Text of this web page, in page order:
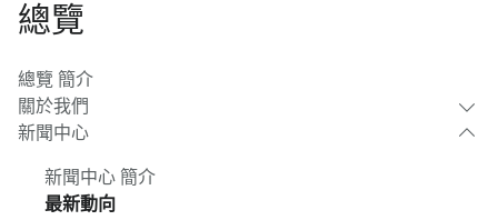
總覽
總覽 簡介
關於我們
新聞中心
新聞中心 簡介
最新動向